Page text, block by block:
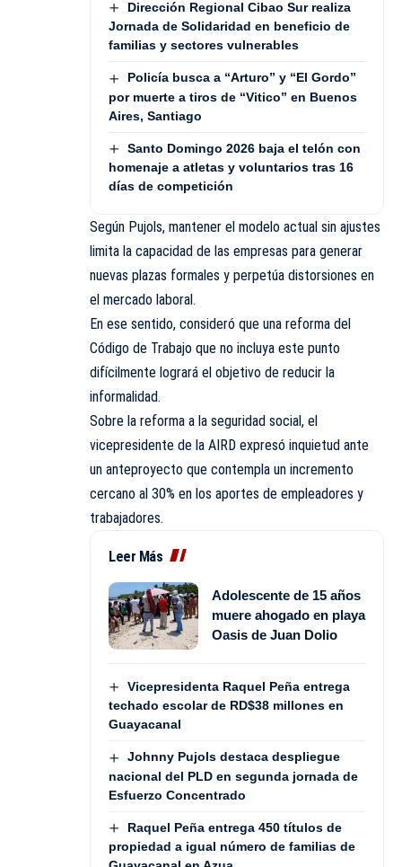
Dirección Regional Cibao Sur realiza
Jornada de Solidaridad en beneficio de
familias y sectores vulnerables
Policía busca a “Arturo” y “El Gordo”
por muerte a tiros de “Vitico” en Buenos
Aires, Santiago
Santo Domingo 2026 baja el telón con
homenaje a atletas y voluntarios tras 16
días de competición
Según Pujols, mantener el modelo actual sin ajustes
limita la capacidad de las empresas para generar
nuevas plazas formales y perpetúa distorsiones en
el mercado laboral.
En ese sentido, consideró que una reforma del
Código de Trabajo que no incluya este punto
difícilmente logrará el objetivo de reducir la
informalidad.
Sobre la reforma a la seguridad social, el
vicepresidente de la AIRD expresó inquietud ante
un anteproyecto que contempla un incremento
cercano al 30% en los aportes de empleadores y
trabajadores.
Leer Más
Adolescente de 15 años
muere ahogado en playa
Oasis de Juan Dolio
Vicepresidenta Raquel Peña entrega
techado escolar de RD$38 millones en
Guayacanal
Johnny Pujols destaca despliegue
nacional del PLD en segunda jornada de
Esfuerzo Concentrado
Raquel Peña entrega 450 títulos de
propiedad a igual número de familias de